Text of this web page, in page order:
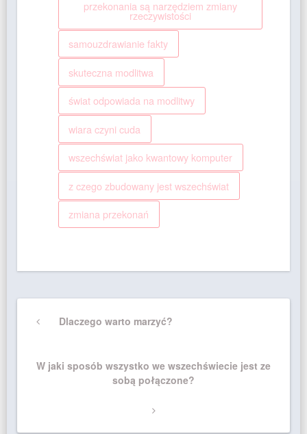
przekonania są narzędziem zmiany
rzeczywistości
samouzdrawianie fakty
skuteczna modlitwa
świat odpowiada na modlitwy
wiara czyni cuda
wszechświat jako kwantowy komputer
z czego zbudowany jest wszechświat
zmiana przekonań
wpisuPreviousDlaczego warto marzyć?
Next
W jaki sposób wszystko we wszechświecie jest ze
sobą połączone?